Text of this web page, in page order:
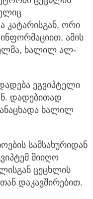
კატარისგან, ორი
ინფორმაციით, ამის
ხალილ ალ-
ეგვიპტელი
დადებითად
ხალილ
სამსახურიდან
მიიღო
ცეცხლის
დაკავშირებით.